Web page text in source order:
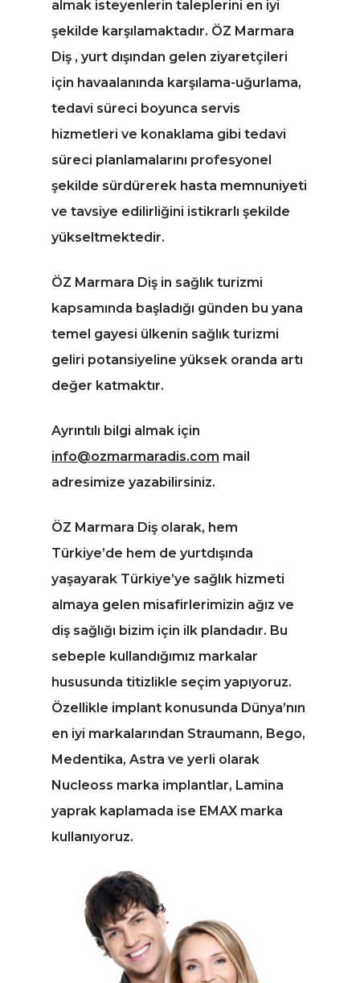
almak isteyenlerin taleplerini en iyi
şekilde karşılamaktadır. ÖZ Marmara
Diş , yurt dışından gelen ziyaretçileri
için havaalanında karşılama-uğurlama,
tedavi süreci boyunca servis
hizmetleri ve konaklama gibi tedavi
süreci planlamalarını profesyonel
şekilde sürdürerek hasta memnuniyeti
ve tavsiye edilirliğini istikrarlı şekilde
yükseltmektedir.
ÖZ Marmara Diş in sağlık turizmi
kapsamında başladığı günden bu yana
temel gayesi ülkenin sağlık turizmi
geliri potansiyeline yüksek oranda artı
değer katmaktır.
Ayrıntılı bilgi almak için
info@ozmarmaradis.com mail
adresimize yazabilirsiniz.
ÖZ Marmara Diş olarak, hem
Türkiye’de hem de yurtdışında
yaşayarak Türkiye’ye sağlık hizmeti
almaya gelen misafirlerimizin ağız ve
diş sağlığı bizim için ilk plandadır. Bu
sebeple kullandığımız markalar
hususunda titizlikle seçim yapıyoruz.
Özellikle implant konusunda Dünya’nın
en iyi markalarından Straumann, Bego,
Medentika, Astra ve yerli olarak
Nucleoss marka implantlar, Lamina
yaprak kaplamada ise EMAX marka
kullanıyoruz.